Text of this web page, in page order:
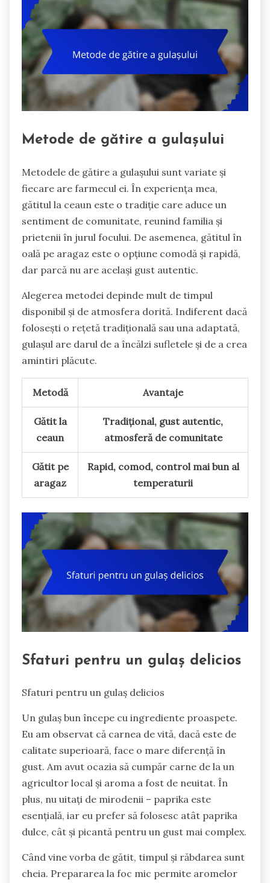
Metode de gătire a gulașului
Metodele de gătire a gulașului sunt variate și
fiecare are farmecul ei. În experiența mea,
gătitul la ceaun este o tradiție care aduce un
sentiment de comunitate, reunind familia și
prietenii în jurul focului. De asemenea, gătitul în
oală pe aragaz este o opțiune comodă și rapidă,
dar parcă nu are același gust autentic.
Alegerea metodei depinde mult de timpul
disponibil și de atmosfera dorită. Indiferent dacă
folosești o rețetă tradițională sau una adaptată,
gulașul are darul de a încălzi sufletele și de a crea
amintiri plăcute.
Metodă Avantaje
Gătit la
ceaun
Tradițional, gust autentic,
atmosferă de comunitate
Gătit pe
aragaz
Rapid, comod, control mai bun al
temperaturii
Sfaturi pentru un gulaș delicios
Sfaturi pentru un gulaș delicios
Un gulaș bun începe cu ingrediente proaspete.
Eu am observat că carnea de vită, dacă este de
calitate superioară, face o mare diferență în
gust. Am avut ocazia să cumpăr carne de la un
agricultor local și aroma a fost de neuitat. În
plus, nu uitați de mirodenii – paprika este
esențială, iar eu prefer să folosesc atât paprika
dulce, cât și picantă pentru un gust mai complex.
Când vine vorba de gătit, timpul și răbdarea sunt
cheia. Prepararea la foc mic permite aromelor